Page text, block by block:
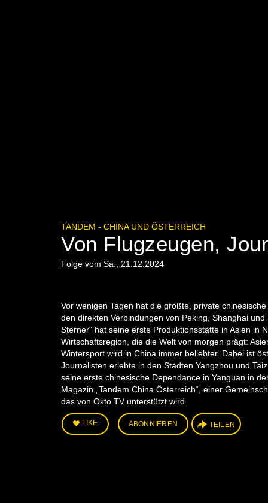
TANDEM - CHINA UND ÖSTERREICH
Von Flugzeugen,
Folge vom Sa., 21.12.2024
Vor wenigen Tagen hat die größte, private
den direkten Verbindungen von Peking, Shanghai
Sterner“ hat seine erste Produktionsstätte in Asien in
Wirtschaftsregion, die die Welt von morgen prägt:
Wintersport wird in China immer beliebter. Dabei ist
Journalisten erlebte in den Städten Yangzhou und
seine erste chinesische Dependance in Yanguan in
Magazin „Tandem China Österreich“, einer
das von Okto TV unterstützt wird.
LIKE ABONNIEREN TEILEN